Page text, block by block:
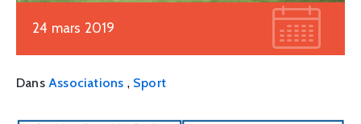
24 mars 2019
Dans Associations , Sport